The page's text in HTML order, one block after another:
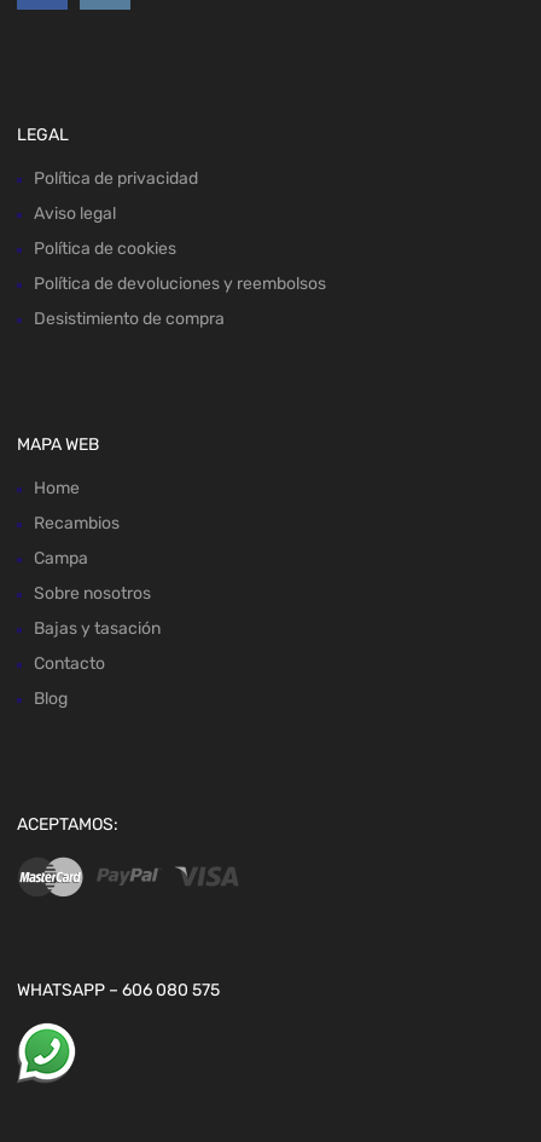
LEGAL
Política de privacidad
Aviso legal
Política de cookies
Política de devoluciones y reembolsos
Desistimiento de compra
MAPA WEB
Home
Recambios
Campa
Sobre nosotros
Bajas y tasación
Contacto
Blog
ACEPTAMOS:
WHATSAPP – 606 080 575